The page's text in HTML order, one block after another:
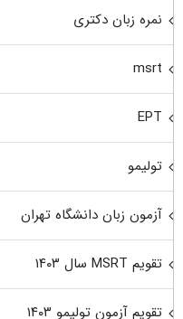
نمره زبان دکتری
msrt
EPT
تولیمو
آزمون زبان دانشگاه تهران
تقویم MSRT سال ۱۴۰۳
تقویم آزمون تولیمو ۱۴۰۳